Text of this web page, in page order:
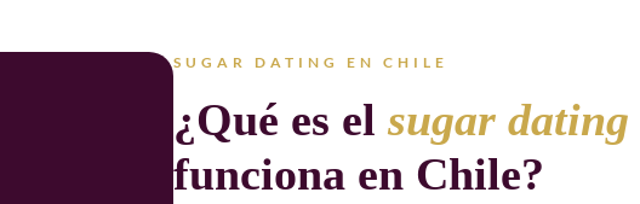
SUGAR DATING EN CHILE
¿Qué es el sugar dating
funciona en Chile?